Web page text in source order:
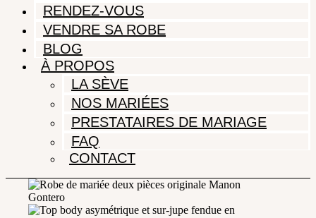
RENDEZ-VOUS
VENDRE SA ROBE
BLOG
À PROPOS
LA SÈVE
NOS MARIÉES
PRESTATAIRES DE MARIAGE
FAQ
CONTACT